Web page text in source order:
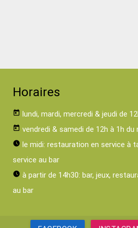
Horaires
today lundi, mardi, mercredi & jeudi de
today vendredi & samedi de 12h à 1h du
watch_later le midi: restauration en service à
service au bar
watch_later à partir de 14h30: bar, jeux,
au bar